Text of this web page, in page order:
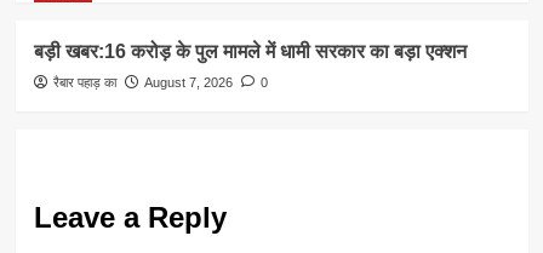
बड़ी खबर:16 करोड़ के पुल मामले में धामी सरकार का बड़ा एक्शन
रैबार पहाड़ का August 7, 2026 0
Leave a Reply